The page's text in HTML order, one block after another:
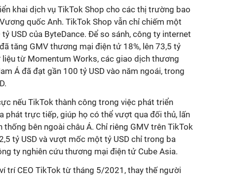
khai dịch vụ TikTok Shop cho các thị trường bao
quốc Anh. TikTok Shop vẫn chỉ chiếm một
USD của ByteDance. Để so sánh, công ty internet
tăng GMV thương mại điện tử 18%, lên 73,5 tỷ
liệu từ Momentum Works, các giao dịch thương
Á đã đạt gần 100 tỷ USD vào năm ngoái, trong
nếu TikTok thành công trong việc phát triển
phát trực tiếp, giúp họ có thể vượt qua đối thủ, lấn
bên ngoài châu Á. Chỉ riêng GMV trên TikTok
tỷ USD và vượt mốc một tỷ USD chỉ trong ba
ty nghiên cứu thương mại điện tử Cube Asia.
trí CEO TikTok từ tháng 5/2021, thay thế người